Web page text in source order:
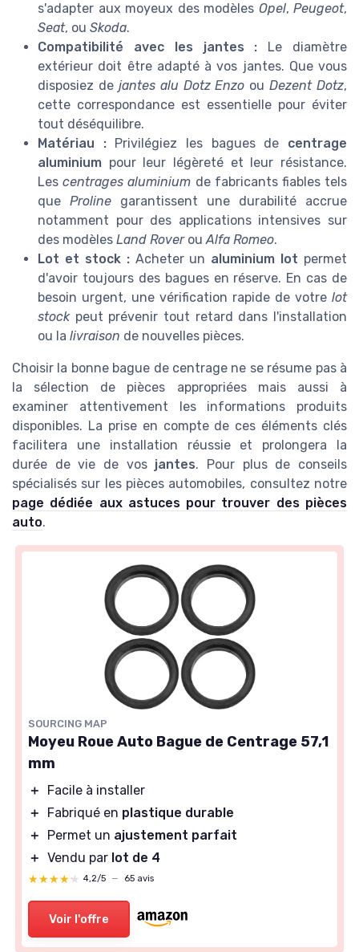
s'adapter aux moyeux des modèles Opel, Peugeot,
Seat, ou Skoda.
Compatibilité avec les jantes : Le diamètre
extérieur doit être adapté à vos jantes. Que vous
disposiez de jantes alu Dotz Enzo ouDezent Dotz,
cette correspondance est essentielle pour éviter
tout déséquilibre.
Matériau :Privilégiez les bagues de centrage
aluminium pour leur légèreté et leur résistance.
Lescentrages aluminium de fabricants fiables tels
que Proline garantissent une durabilité accrue
notamment pour des applications intensives sur
des modèles Land RoverouAlfa Romeo.
Lot et stock :Acheter un aluminium lot permet
d'avoir toujours des bagues en réserve. En cas de
besoin urgent, une vérification rapide de votre lot
stockpeut prévenir tout retard dans l'installation
ou la livraison de nouvelles pièces.
Choisir la bonne bague de centrage ne se résume pas à
la sélection de pièces appropriées mais aussi à
examiner attentivement les informations produits
disponibles. La prise en compte de ces éléments clés
facilitera une installation réussie et prolongera la
durée de vie de vos jantes. Pour plus de conseils
spécialisés sur les pièces automobiles, consultez notre
page dédiée aux astuces pour trouver des pièces
auto.
SOURCING MAP
Moyeu Roue Auto Bague de Centrage 57,1
mm
＋
Facile à installer
＋
Fabriqué en plastique durable
＋
Permet un ajustement parfait
＋ Vendu par lot de 4
★★★★★
★★★★★ 4,2/5 — 65 avis
Voir l'offre